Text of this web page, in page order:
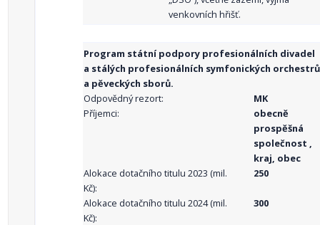
venkovních hřišť.
Program státní podpory profesionálních divadel
a stálých profesionálních symfonických orchestrů
a pěveckých sborů.
Odpovědný rezort:
MK
Příjemci:
obecně
prospěšná
společnost ,
kraj, obec
Alokace dotačního titulu 2023 (mil.
Kč):
250
Alokace dotačního titulu 2024 (mil.
Kč):
300